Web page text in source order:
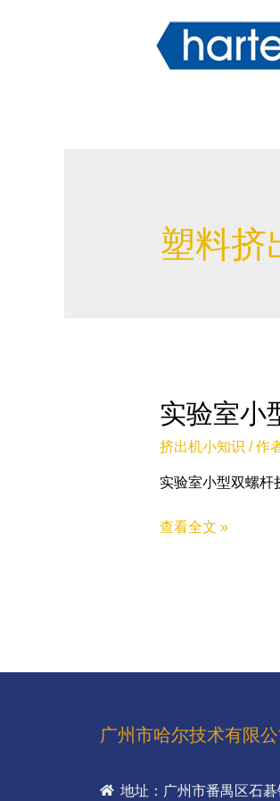
塑料挤
实验室小
挤出机小知识 / 作
实验室小型双螺
查看全文 »
广州市哈尔技术有限公
地址：广州市番禺区石